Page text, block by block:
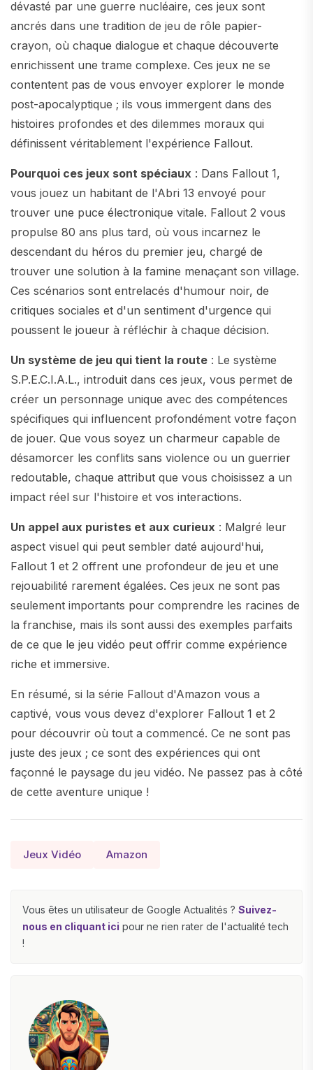
dévasté par une guerre nucléaire, ces jeux sont
ancrés dans une tradition de jeu de rôle papier-
crayon, où chaque dialogue et chaque découverte
enrichissent une trame complexe. Ces jeux ne se
contentent pas de vous envoyer explorer le monde
post-apocalyptique ; ils vous immergent dans des
histoires profondes et des dilemmes moraux qui
définissent véritablement l'expérience Fallout.
Pourquoi ces jeux sont spéciaux : Dans Fallout 1,
vous jouez un habitant de l'Abri 13 envoyé pour
trouver une puce électronique vitale. Fallout 2 vous
propulse 80 ans plus tard, où vous incarnez le
descendant du héros du premier jeu, chargé de
trouver une solution à la famine menaçant son village.
Ces scénarios sont entrelacés d'humour noir, de
critiques sociales et d'un sentiment d'urgence qui
poussent le joueur à réfléchir à chaque décision.
Un système de jeu qui tient la route : Le système
S.P.E.C.I.A.L., introduit dans ces jeux, vous permet de
créer un personnage unique avec des compétences
spécifiques qui influencent profondément votre façon
de jouer. Que vous soyez un charmeur capable de
désamorcer les conflits sans violence ou un guerrier
redoutable, chaque attribut que vous choisissez a un
impact réel sur l'histoire et vos interactions.
Un appel aux puristes et aux curieux : Malgré leur
aspect visuel qui peut sembler daté aujourd'hui,
Fallout 1 et 2 offrent une profondeur de jeu et une
rejouabilité rarement égalées. Ces jeux ne sont pas
seulement importants pour comprendre les racines de
la franchise, mais ils sont aussi des exemples parfaits
de ce que le jeu vidéo peut offrir comme expérience
riche et immersive.
En résumé, si la série Fallout d'Amazon vous a
captivé, vous vous devez d'explorer Fallout 1 et 2
pour découvrir où tout a commencé. Ce ne sont pas
juste des jeux ; ce sont des expériences qui ont
façonné le paysage du jeu vidéo. Ne passez pas à côté
de cette aventure unique !
Jeux Vidéo Amazon
Vous êtes un utilisateur de Google Actualités ? Suivez-
nous en cliquant ici pour ne rien rater de l'actualité tech
!